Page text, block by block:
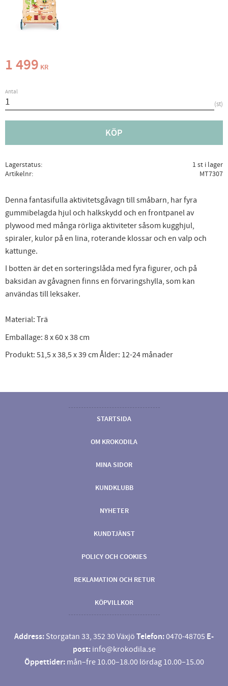
1 499 KR
Antal
st
KÖP
Lagerstatus
1 st i lager
Artikelnr
MT7307
Denna fantasifulla aktivitetsgåvagn till småbarn, har fyra
gummibelagda hjul och halkskydd och en frontpanel av
plywood med många rörliga aktiviteter såsom kugghjul,
spiraler, kulor på en lina, roterande klossar och en valp och
kattunge.
I botten är det en sorteringslåda med fyra figurer, och på
baksidan av gåvagnen finns en förvaringshylla, som kan
användas till leksaker.
Material: Trä
Emballage: 8 x 60 x 38 cm
Produkt: 51,5 x 38,5 x 39 cm Ålder: 12-24 månader
STARTSIDA
OM KROKODILA
MINA SIDOR
KUNDKLUBB
NYHETER
KUNDTJÄNST
POLICY OCH COOKIES
REKLAMATION OCH RETUR
KÖPVILLKOR
Address: Storgatan 33, 352 30 Växjö Telefon:0470-48705 E-
post: info@krokodila.se
Öppettider:mån–fre 10.00–18.00 lördag 10.00–15.00